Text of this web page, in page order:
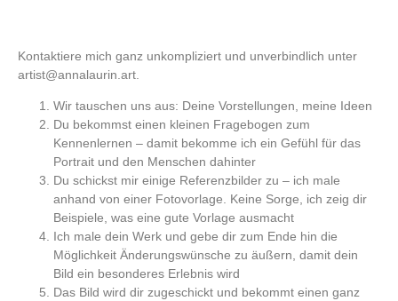
Kontaktiere mich ganz unkompliziert und unverbindlich unter
artist@annalaurin.art.
Wir tauschen uns aus: Deine Vorstellungen, meine Ideen
Du bekommst einen kleinen Fragebogen zum
Kennenlernen – damit bekomme ich ein Gefühl für das
Portrait und den Menschen dahinter
Du schickst mir einige Referenzbilder zu – ich male
anhand von einer Fotovorlage. Keine Sorge, ich zeig dir
Beispiele, was eine gute Vorlage ausmacht
Ich male dein Werk und gebe dir zum Ende hin die
Möglichkeit Änderungswünsche zu äußern, damit dein
Bild ein besonderes Erlebnis wird
Das Bild wird dir zugeschickt und bekommt einen ganz